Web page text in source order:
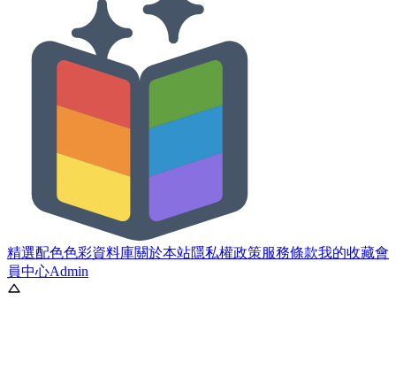
精選配色色彩資料庫關於本站隱私權政策服務條款我的收藏會
員中心Admin